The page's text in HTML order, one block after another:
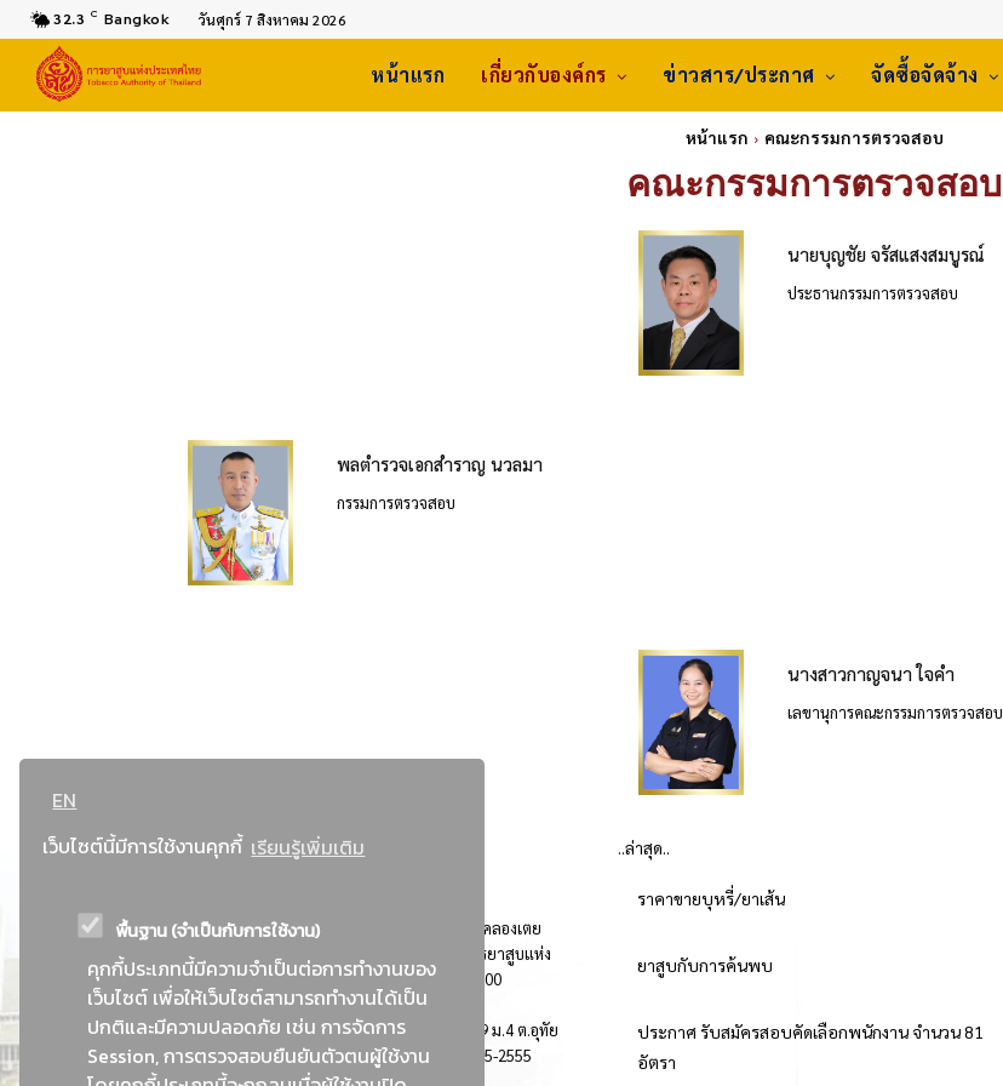
EN
เว็บไซต์นี้มีการใช้งานคุกกี้ เรียนรู้เพิ่มเติม
พื้นฐาน (จำเป็นกับการใช้งาน)
คุกกี้ประเภทนี้มีความจำเป็นต่อการทำงานของ
เว็บไซต์ เพื่อให้เว็บไซต์สามารถทำงานได้เป็น
ปกติและมีความปลอดภัย เช่น การจัดการ
Session, การตรวจสอบยืนยันตัวตนผู้ใช้งาน
32.3 C Bangkok วันศุกร์ 7 สิงหาคม 2026
หน้าแรก เกี่ยวกับองค์กร ข่าวสาร/ประกาศ จัดซื้อจัดจ้าง
หน้าแรก คณะกรรมการตรวจสอบ
คณะกรรมการตรวจสอบ
นายบุญชัย จรัสแสงสมบูรณ์
ประธานกรรมการตรวจสอบ
พลตำรวจเอกสำราญ นวลมา
กรรมการตรวจสอบ
นางสาวกาญจนา ใจคำ
เลขานุการคณะกรรมการตรวจสอบ
ที่อยู่ : 184 ถนนพระรามที่ 4 แขวงคลองเตย เขตคลองเตย
กรุงเทพมหานคร 10110 ติดต่อประชาสัมพันธ์ การยาสูบแห่ง
ประเทศไทย Call center โทร. 0-2229-1000
การยาสูบแห่งประเทศไทย พระนครศรีอยุธยา : 999 ม.4 ต.อุทัย
อ.อุทัย จ.พระนครศรีอยุธยา 13210 โทร. 0-3535-2555
..ล่าสุด..
ราคาขายบุหรี่/ยาเส้น
ยาสูบกับการค้นพบ
ประกาศ รับสมัครสอบคัดเลือกพนักงาน จำนวน 81
อัตรา